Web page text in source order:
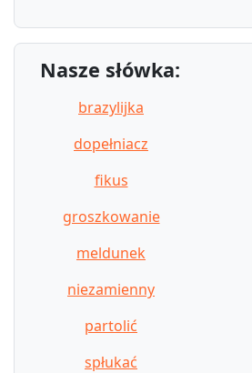
Nasze słówka:
brazylijka
dopełniacz
fikus
groszkowanie
meldunek
niezamienny
partolić
spłukać